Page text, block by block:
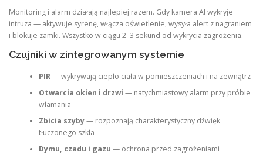
Monitoring i alarm działają najlepiej razem. Gdy kamera AI wykryje
intruza — aktywuje syrenę, włącza oświetlenie, wysyła alert z nagraniem
i blokuje zamki. Wszystko w ciągu 2–3 sekund od wykrycia zagrożenia.
Czujniki w zintegrowanym systemie
PIR— wykrywają ciepło ciała w pomieszczeniach i na zewnątrz
Otwarcia okien i drzwi — natychmiastowy alarm przy próbie
włamania
Zbicia szyby— rozpoznają charakterystyczny dźwięk
tłuczonego szkła
Dymu, czadu i gazu — ochrona przed zagrożeniami